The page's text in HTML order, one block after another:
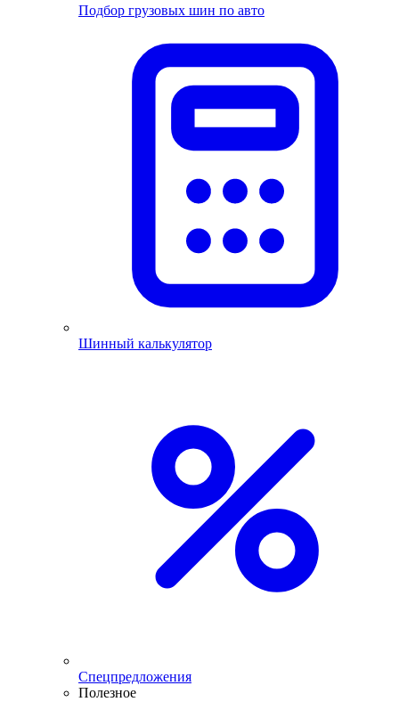
Подбор грузовых шин по авто
Шинный калькулятор
Спецпредложения
Полезное